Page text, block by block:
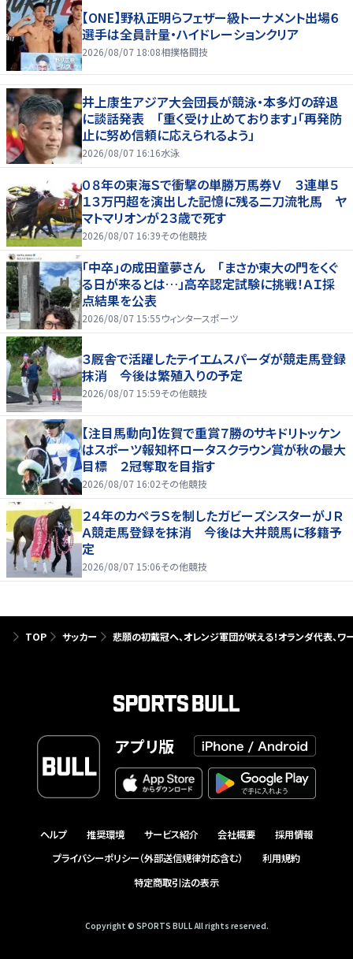
【ONE】野杁正明らフェザー級トーナメント出場６
選手は全員計量・ハイドレーションクリア
2026/08/07 18:08相撲格闘技
井上康生アジア大会団長が競泳・本多灯の辞退
に談話発表 「重く受け止めております」「再発防
止に努め信頼に応えられるよう」
2026/08/07 16:16水泳
０８年の東海Ｓで衝撃の単勝万馬券Ｖ ３連単５
１３万円超を演出した記憶に残る二刀流牝馬 ヤ
マトマリオンが２３歳で死す
2026/08/07 16:39その他競技
「中卒」の成田童夢さん 「まさか東大の門をくぐ
る日が来るとは…」高卒認定試験に挑戦！ＡＩ採
点結果を公表
2026/08/07 15:55ウィンタースポーツ
３厩舎で活躍したテイエムスパーダが競走馬登録
抹消 今後は繁殖入りの予定
2026/08/07 15:59その他競技
【注目馬動向】佐賀で重賞７勝のサキドリトッケン
はスポーツ報知杯ロータスクラウン賞が秋の最大
目標 ２冠奪取を目指す
2026/08/07 16:02その他競技
２４年のカペラＳを制したガビーズシスターがＪＲ
Ａ競走馬登録を抹消 今後は大井競馬に移籍予
定
2026/08/07 15:06その他競技
TOP サッカー 悲願の初戴冠へ、オレンジ軍団が吠える！オランダ代表、
アプリ版
ヘルプ 推奨環境 サービス紹介 会社概要
採用情報
プライバシーポリシー（外部送信規律対応含む）
利用規約
特定商取引法の表示
Copyright © SPORTS BULL All rights reserved.